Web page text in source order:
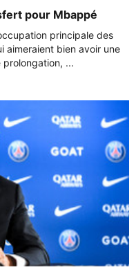
pour Mbappé
principale des
aimeraient bien avoir une
prolongation, ...